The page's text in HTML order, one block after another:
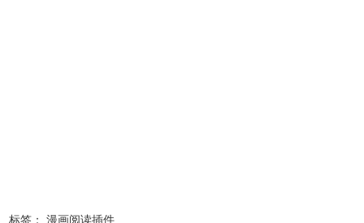
标签：
漫画阅读插件